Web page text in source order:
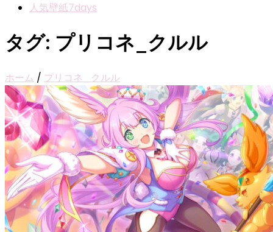
人気壁紙7days
タグ: プリコネ_クルル
ホーム / プリコネ_クルル